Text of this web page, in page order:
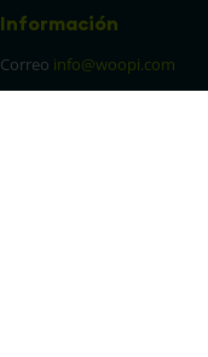
Información
Correo info@woopi.com